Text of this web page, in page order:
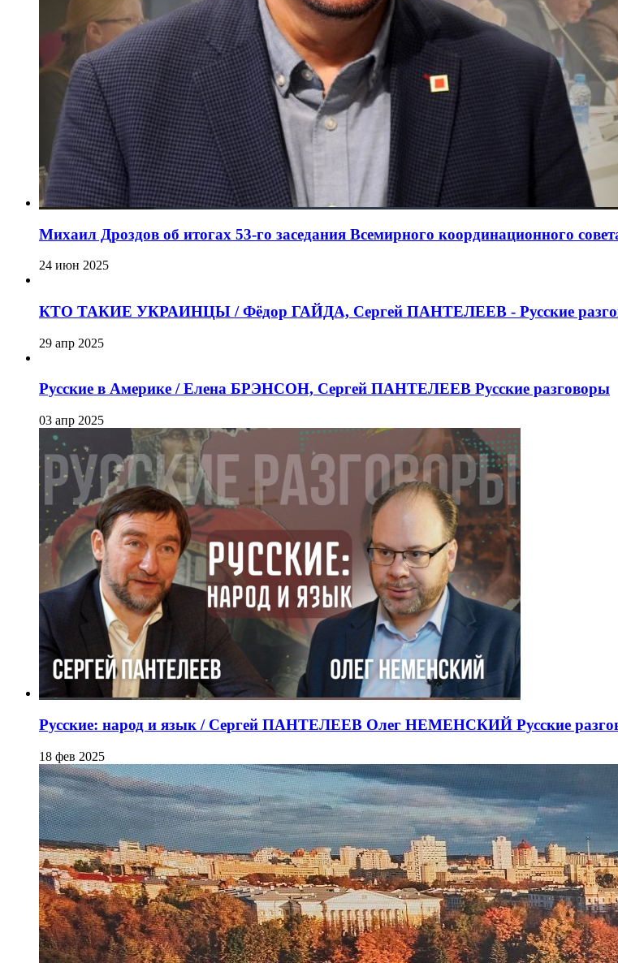
Михаил Дроздов об итогах 53-го заседания Всемирного координационного
24 июн 2025
КТО ТАКИЕ УКРАИНЦЫ / Фёдор ГАЙДА, Сергей ПАНТЕЛЕЕВ - Русские
29 апр 2025
Русские в Америке / Елена БРЭНСОН, Сергей ПАНТЕЛЕЕВ Русские разговоры
03 апр 2025
Русские: народ и язык / Сергей ПАНТЕЛЕЕВ Олег НЕМЕНСКИЙ Русские
18 фев 2025